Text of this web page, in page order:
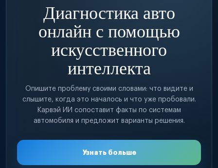
Диагностика авто
онлайн с помощью
искусственного
интеллекта
Опишите проблему своими словами: что видите и
слышите, когда это началось и что уже пробовали.
Карвэй ИИ сопоставит факты по системам
автомобиля и предложит варианты решения.
Узнать больше